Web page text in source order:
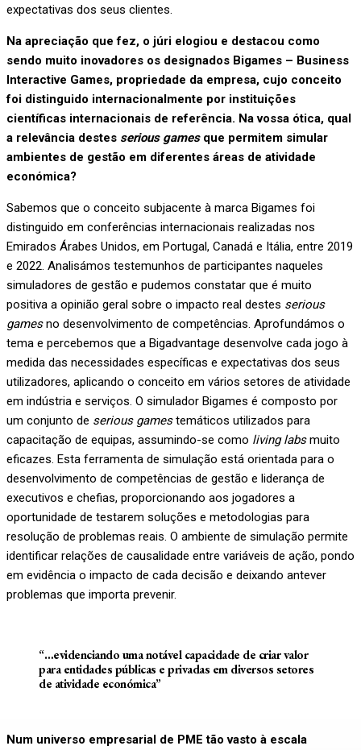
expectativas dos seus clientes.
Na apreciação que fez, o júri elogiou e destacou como
sendo muito inovadores os designados Bigames – Business
Interactive Games, propriedade da empresa, cujo conceito
foi distinguido internacionalmente por instituições
científicas internacionais de referência. Na vossa ótica, qual
a relevância destes serious gamesque permitem simular
ambientes de gestão em diferentes áreas de atividade
económica?
Sabemos que o conceito subjacente à marca Bigames foi
distinguido em conferências internacionais realizadas nos
Emirados Árabes Unidos, em Portugal, Canadá e Itália, entre 2019
e 2022. Analisámos testemunhos de participantes naqueles
simuladores de gestão e pudemos constatar que é muito
positiva a opinião geral sobre o impacto real destes serious
gamesno desenvolvimento de competências. Aprofundámos o
tema e percebemos que a Bigadvantage desenvolve cada jogo à
medida das necessidades específicas e expectativas dos seus
utilizadores, aplicando o conceito em vários setores de atividade
em indústria e serviços. O simulador Bigames é composto por
um conjunto de serious gamestemáticos utilizados para
capacitação de equipas, assumindo-se como living labsmuito
eficazes. Esta ferramenta de simulação está orientada para o
desenvolvimento de competências de gestão e liderança de
executivos e chefias, proporcionando aos jogadores a
oportunidade de testarem soluções e metodologias para
resolução de problemas reais. O ambiente de simulação permite
identificar relações de causalidade entre variáveis de ação, pondo
em evidência o impacto de cada decisão e deixando antever
problemas que importa prevenir.
“…evidenciando uma notável capacidade de criar valor
para entidades públicas e privadas em diversos setores
de atividade económica”
Num universo empresarial de PME tão vasto à escala